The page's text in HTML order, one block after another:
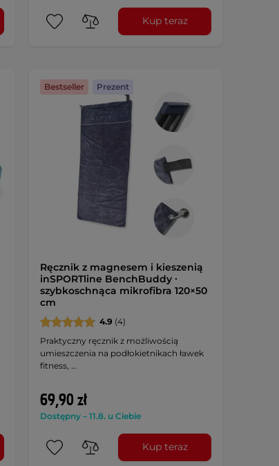
Kup teraz
Bestseller Prezent
Ręcznik z magnesem i kieszenią
inSPORTline BenchBuddy ∙
szybkoschnąca mikrofibra 120×50
cm
4.9 (4)
Praktyczny ręcznik z możliwością
umieszczenia na podłokietnikach ławek
fitness, …
69,90 zł
Dostępny – 11.8. u Ciebie
Kup teraz